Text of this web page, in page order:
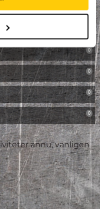
0
0
0
0
0
ännu, vänligen